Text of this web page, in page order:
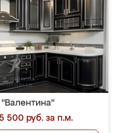
"Валентина"
500 руб. за п.м.